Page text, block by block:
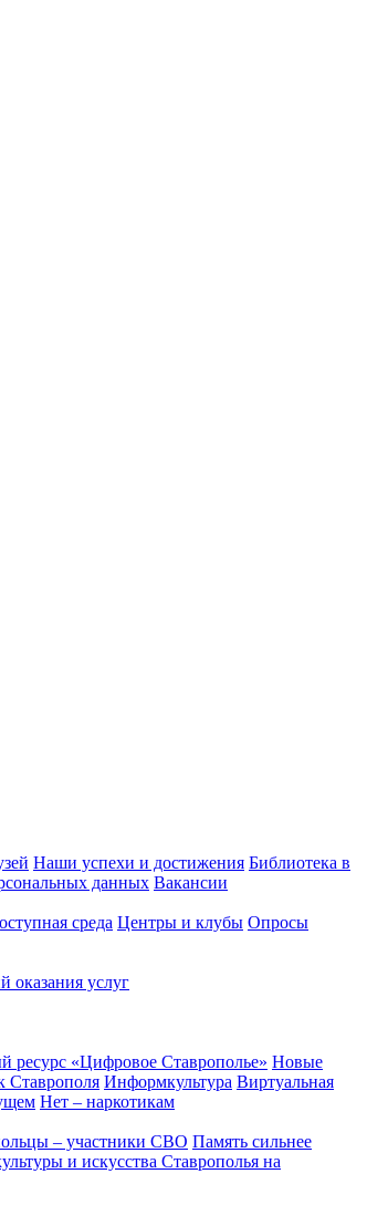
Наши успехи и достижения Библиотека в
данных Вакансии
среда Центры и клубы Опросы
оказания услуг
ресурс «Цифровое Ставрополье» Новые
Ставрополя Информкультура Виртуальная
Нет – наркотикам
– участники СВО Память сильнее
и искусства Ставрополья на